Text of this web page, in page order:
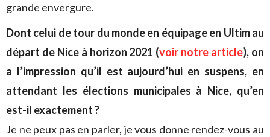
grande envergure.
Dont celui de tour du monde en équipage en Ultim au
départ de Nice à horizon 2021 (voir notre article), on
a l’impression qu’il est aujourd’hui en suspens, en
attendant les élections municipales à Nice, qu’en
est-il exactement ?
Je ne peux pas en parler, je vous donne rendez-vous au